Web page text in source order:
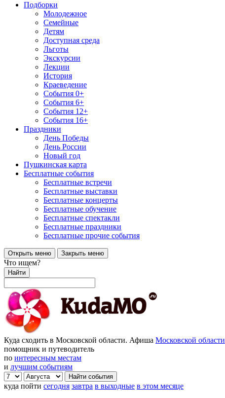
Подборки
Молодежное
Семейные
Детям
Доступная среда
Льготы
Экскурсии
Лекции
История
Краеведение
События 0+
События 6+
События 12+
События 16+
Праздники
День Победы
День России
Новый год
Пушкинская карта
Бесплатные события
Бесплатные встречи
Бесплатные выставки
Бесплатные концерты
Бесплатные обучение
Бесплатные спектакли
Бесплатные праздники
Бесплатные прочие события
Открыть меню Закрыть меню
Что ищем?
Найти
Куда сходить в Московской области. Афиша Московской области
помощник и путеводитель
по интересным местам
и лучшим событиям
куда пойти сегодня завтра в выходные в этом месяце